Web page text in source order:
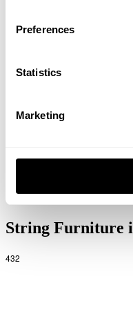
Preferences
Statistics
Marketing
EUR 1.043,00
String Furniture
432